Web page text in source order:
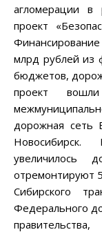
агломерации в
проект
млрд рублей из
бюджетов,
проект
дорожная сеть
отремонтируют
Сибирского
Федерального